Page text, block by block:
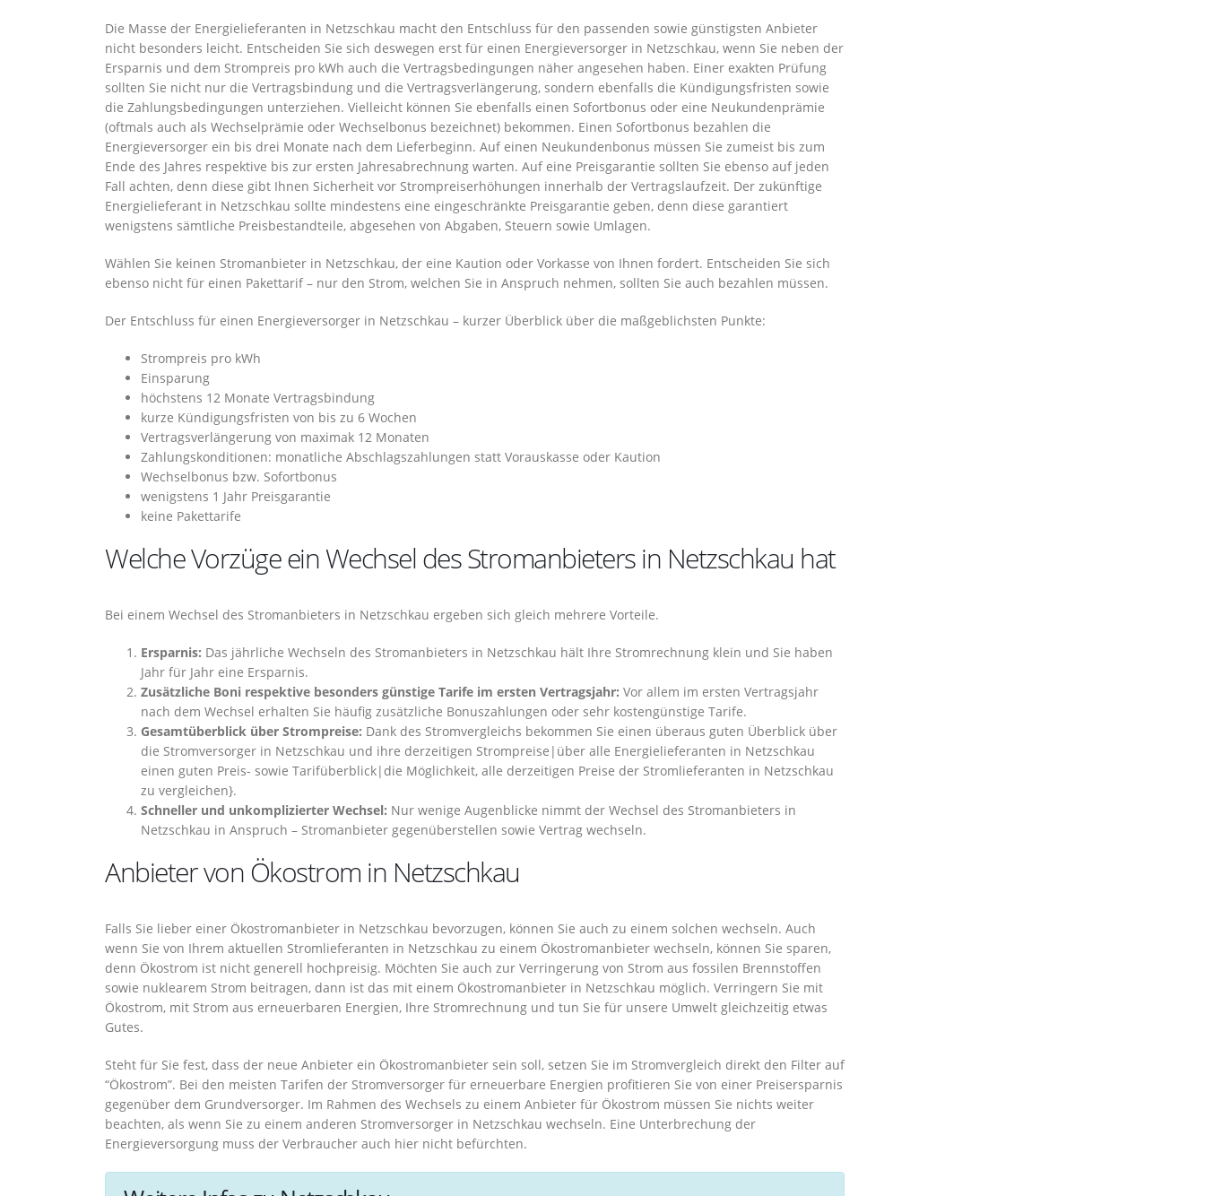
Die Masse der Energielieferanten in Netzschkau macht den Entschluss für den passenden sowie günstigsten Anbieter
nicht besonders leicht. Entscheiden Sie sich deswegen erst für einen Energieversorger in Netzschkau, wenn Sie neben der
Ersparnis und dem Strompreis pro kWh auch die Vertragsbedingungen näher angesehen haben. Einer exakten Prüfung
sollten Sie nicht nur die Vertragsbindung und die Vertragsverlängerung, sondern ebenfalls die Kündigungsfristen sowie
die Zahlungsbedingungen unterziehen. Vielleicht können Sie ebenfalls einen Sofortbonus oder eine Neukundenprämie
(oftmals auch als Wechselprämie oder Wechselbonus bezeichnet) bekommen. Einen Sofortbonus bezahlen die
Energieversorger ein bis drei Monate nach dem Lieferbeginn. Auf einen Neukundenbonus müssen Sie zumeist bis zum
Ende des Jahres respektive bis zur ersten Jahresabrechnung warten. Auf eine Preisgarantie sollten Sie ebenso auf jeden
Fall achten, denn diese gibt Ihnen Sicherheit vor Strompreiserhöhungen innerhalb der Vertragslaufzeit. Der zukünftige
Energielieferant in Netzschkau sollte mindestens eine eingeschränkte Preisgarantie geben, denn diese garantiert
wenigstens sämtliche Preisbestandteile, abgesehen von Abgaben, Steuern sowie Umlagen.
Wählen Sie keinen Stromanbieter in Netzschkau, der eine Kaution oder Vorkasse von Ihnen fordert. Entscheiden Sie sich
ebenso nicht für einen Pakettarif – nur den Strom, welchen Sie in Anspruch nehmen, sollten Sie auch bezahlen müssen.
Der Entschluss für einen Energieversorger in Netzschkau – kurzer Überblick über die maßgeblichsten Punkte:
Strompreis pro kWh
Einsparung
höchstens 12 Monate Vertragsbindung
kurze Kündigungsfristen von bis zu 6 Wochen
Vertragsverlängerung von maximak 12 Monaten
Zahlungskonditionen: monatliche Abschlagszahlungen statt Vorauskasse oder Kaution
Wechselbonus bzw. Sofortbonus
wenigstens 1 Jahr Preisgarantie
keine Pakettarife
Welche Vorzüge ein Wechsel des Stromanbieters in Netzschkau hat
Bei einem Wechsel des Stromanbieters in Netzschkau ergeben sich gleich mehrere Vorteile.
Ersparnis: Das jährliche Wechseln des Stromanbieters in Netzschkau hält Ihre Stromrechnung klein und Sie haben
Jahr für Jahr eine Ersparnis.
Zusätzliche Boni respektive besonders günstige Tarife im ersten Vertragsjahr: Vor allem im ersten Vertragsjahr
nach dem Wechsel erhalten Sie häufig zusätzliche Bonuszahlungen oder sehr kostengünstige Tarife.
Gesamtüberblick über Strompreise: Dank des Stromvergleichs bekommen Sie einen überaus guten Überblick über
die Stromversorger in Netzschkau und ihre derzeitigen Strompreise|über alle Energielieferanten in Netzschkau
einen guten Preis- sowie Tarifüberblick|die Möglichkeit, alle derzeitigen Preise der Stromlieferanten in Netzschkau
zu vergleichen}.
Schneller und unkomplizierter Wechsel: Nur wenige Augenblicke nimmt der Wechsel des Stromanbieters in
Netzschkau in Anspruch – Stromanbieter gegenüberstellen sowie Vertrag wechseln.
Anbieter von Ökostrom in Netzschkau
Falls Sie lieber einer Ökostromanbieter in Netzschkau bevorzugen, können Sie auch zu einem solchen wechseln. Auch
wenn Sie von Ihrem aktuellen Stromlieferanten in Netzschkau zu einem Ökostromanbieter wechseln, können Sie sparen,
denn Ökostrom ist nicht generell hochpreisig. Möchten Sie auch zur Verringerung von Strom aus fossilen Brennstoffen
sowie nuklearem Strom beitragen, dann ist das mit einem Ökostromanbieter in Netzschkau möglich. Verringern Sie mit
Ökostrom, mit Strom aus erneuerbaren Energien, Ihre Stromrechnung und tun Sie für unsere Umwelt gleichzeitig etwas
Gutes.
Steht für Sie fest, dass der neue Anbieter ein Ökostromanbieter sein soll, setzen Sie im Stromvergleich direkt den Filter auf
“Ökostrom”. Bei den meisten Tarifen der Stromversorger für erneuerbare Energien profitieren Sie von einer Preisersparnis
gegenüber dem Grundversorger. Im Rahmen des Wechsels zu einem Anbieter für Ökostrom müssen Sie nichts weiter
beachten, als wenn Sie zu einem anderen Stromversorger in Netzschkau wechseln. Eine Unterbrechung der
Energieversorgung muss der Verbraucher auch hier nicht befürchten.